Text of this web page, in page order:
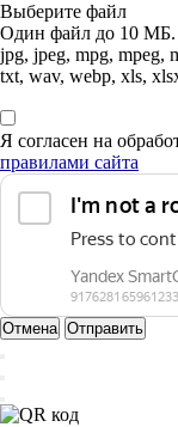
Выберите файл
Один файл до 10 МБ.
jpg, jpeg, mpg, mpeg,
txt, wav, webp, xls,
Я согласен на
правилами сайта
Отмена Отправить